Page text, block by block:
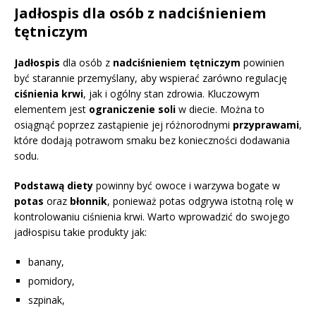
Jadłospis dla osób z nadciśnieniem
tętniczym
Jadłospis dla osób z nadciśnieniem tętniczym powinien
być starannie przemyślany, aby wspierać zarówno regulację
ciśnienia krwi, jak i ogólny stan zdrowia. Kluczowym
elementem jest ograniczenie soli w diecie. Można to
osiągnąć poprzez zastąpienie jej różnorodnymi przyprawami,
które dodają potrawom smaku bez konieczności dodawania
sodu.
Podstawą diety powinny być owoce i warzywa bogate w
potas oraz błonnik, ponieważ potas odgrywa istotną rolę w
kontrolowaniu ciśnienia krwi. Warto wprowadzić do swojego
jadłospisu takie produkty jak:
banany,
pomidory,
szpinak,